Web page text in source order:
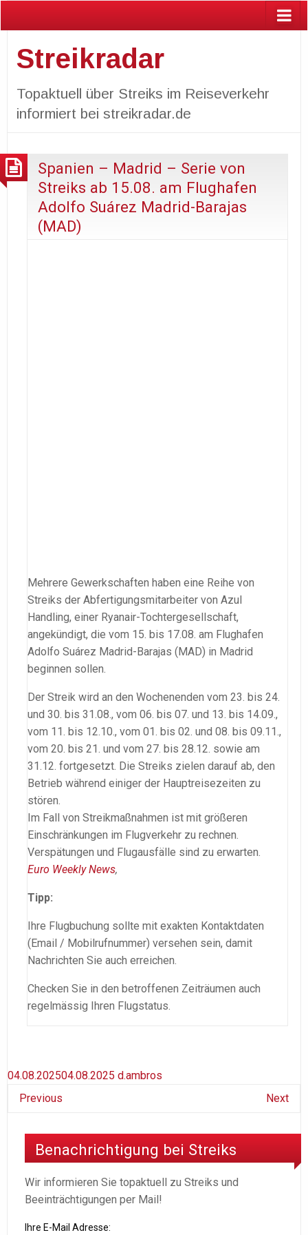
Streikradar
Topaktuell über Streiks im Reiseverkehr
informiert bei streikradar.de
Spanien – Madrid – Serie von
Streiks ab 15.08. am Flughafen
Adolfo Suárez Madrid-Barajas
(MAD)
Mehrere Gewerkschaften haben eine Reihe von
Streiks der Abfertigungsmitarbeiter von Azul
Handling, einer Ryanair-Tochtergesellschaft,
angekündigt, die vom 15. bis 17.08. am Flughafen
Adolfo Suárez Madrid-Barajas (MAD) in Madrid
beginnen sollen.
Der Streik wird an den Wochenenden vom 23. bis 24.
und 30. bis 31.08., vom 06. bis 07. und 13. bis 14.09.,
vom 11. bis 12.10., vom 01. bis 02. und 08. bis 09.11.,
vom 20. bis 21. und vom 27. bis 28.12. sowie am
31.12. fortgesetzt. Die Streiks zielen darauf ab, den
Betrieb während einiger der Hauptreisezeiten zu
stören.
Im Fall von Streikmaßnahmen ist mit größeren
Einschränkungen im Flugverkehr zu rechnen.
Verspätungen und Flugausfälle sind zu erwarten.
Euro Weekly News,
Tipp:
Ihre Flugbuchung sollte mit exakten Kontaktdaten
(Email / Mobilrufnummer) versehen sein, damit
Nachrichten Sie auch erreichen.
Checken Sie in den betroffenen Zeiträumen auch
regelmässig Ihren Flugstatus.
04.08.202504.08.2025 d.ambros
Previous
Next
Benachrichtigung bei Streiks
Wir informieren Sie topaktuell zu Streiks und
Beeinträchtigungen per Mail!
Ihre E-Mail Adresse: